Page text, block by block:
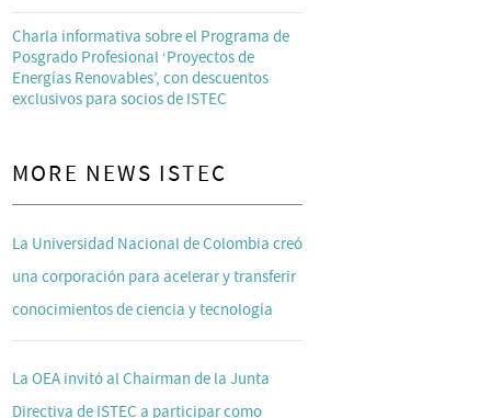
Charla informativa sobre el Programa de
Posgrado Profesional ‘Proyectos de
Energías Renovables’, con descuentos
exclusivos para socios de ISTEC
MORE NEWS ISTEC
La Universidad Nacional de Colombia creó
una corporación para acelerar y transferir
conocimientos de ciencia y tecnología
La OEA invitó al Chairman de la Junta
Directiva de ISTEC a participar como